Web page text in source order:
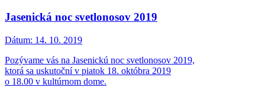
Jasenická noc svetlonosov 2019
Dátum: 14. 10. 2019
Pozývame vás na Jasenickú noc svetlonosov 2019,
ktorá sa uskutoční v piatok 18. októbra 2019
o 18.00 v kultúrnom dome.